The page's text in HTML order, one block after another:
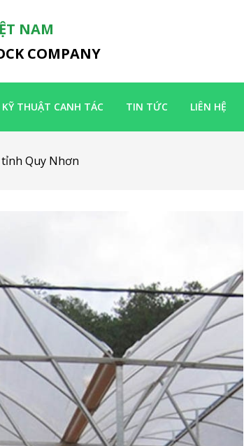
NAM
COMPANY
KỸ THUẬT CANH TÁC TIN TỨC LIÊN HỆ
Quy Nhơn